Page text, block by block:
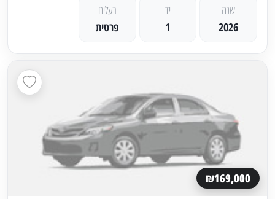
שנה
2026
יד
1
בעלים
פרטית
₪169,000